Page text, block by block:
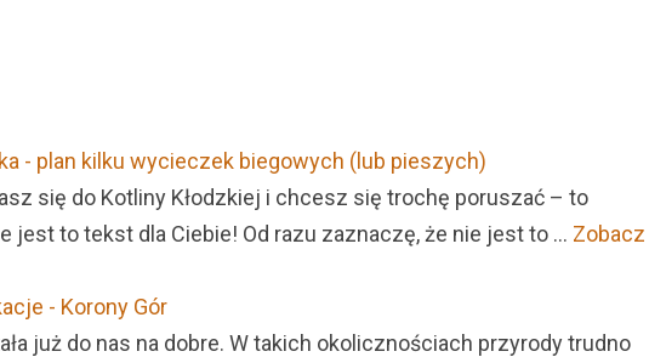
- plan kilku wycieczek biegowych (lub pieszych)
się do Kotliny Kłodzkiej i chcesz się trochę poruszać – to
jest to tekst dla Ciebie! Od razu zaznaczę, że nie jest to … Zobacz
- Korony Gór
już do nas na dobre. W takich okolicznościach przyrody trudno